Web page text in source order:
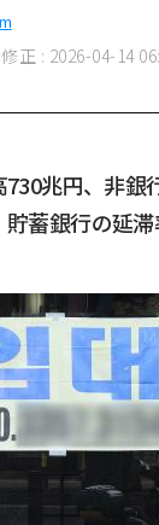
修正 : 2026-04-14
兆円、非銀
蓄銀行の延